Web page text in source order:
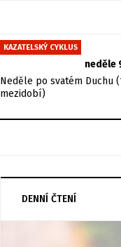
KAZATELSKÝ CYKLUS
neděle
Neděle po svatém Duchu
mezidobí)
DENNÍ ČTENÍ